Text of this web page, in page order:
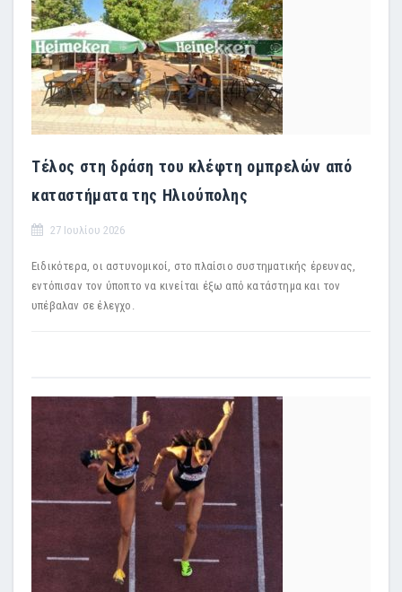
Τέλος στη δράση του κλέφτη ομπρελών από
καταστήματα της Ηλιούπολης
27 Ιουλίου 2026
Ειδικότερα, οι αστυνομικοί, στο πλαίσιο συστηματικής έρευνας,
εντόπισαν τον ύποπτο να κινείται έξω από κατάστημα και τον
υπέβαλαν σε έλεγχο.